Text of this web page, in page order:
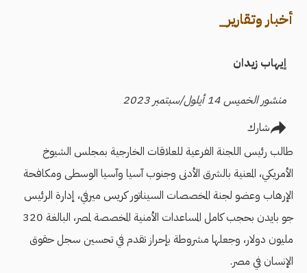
أخبار وتقارير_
إيهاب زيدان
منشور الخميس 14 أيلول/سبتمبر 2023
شارك
طالب رئيس اللجنة الفرعية للعلاقات الخارجية بمجلس الشيوخ
الأمريكي، المعنية بالشرق الأدنى وجنوب آسيا وآسيا الوسطى ومكافحة
الإرهاب وعضو لجنة المخصصات السيناتور كريس ميرفي، إدارة الرئيس
جو بايدن بحجب كامل المساعدات الأمنية المخصصة لمصر، البالغة 320
مليون دولار، وجعلها مشروطة بإحراز تقدم في تحسين سجل حقوق
الإنسان في مصر.